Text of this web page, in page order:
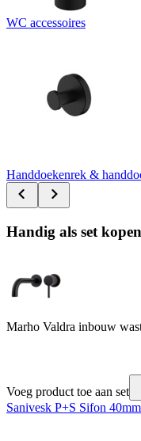
WC accessoires
Handdoekenrek &
Handig als set kopen
Marho Valdra inbouw
Voeg product toe aan set
Sanivesk P+S Sifon 40mm